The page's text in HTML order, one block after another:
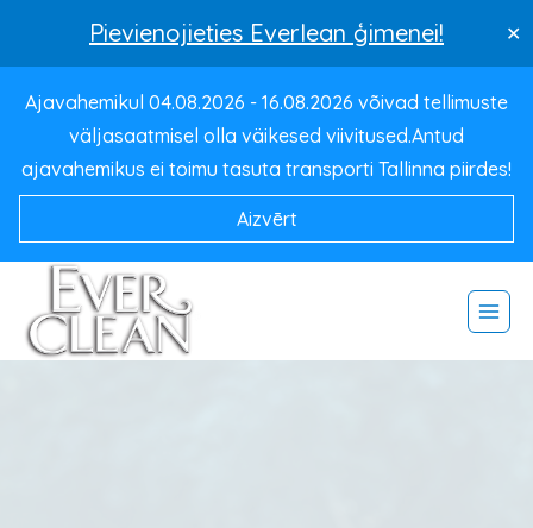
Pievienojieties Everlean ģimenei! ✕
Ajavahemikul 04.08.2026 - 16.08.2026 võivad tellimuste
väljasaatmisel olla väikesed viivitused.Antud
ajavahemikus ei toimu tasuta transporti Tallinna piirdes!
Aizvērt